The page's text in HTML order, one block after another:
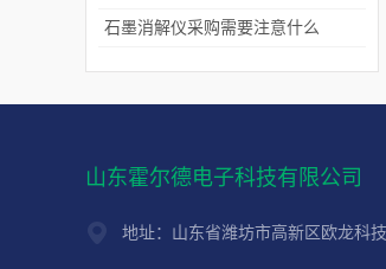
石墨消解仪采购需要注意什么
山东霍尔德电子科技有限公司
地址：山东省潍坊市高新区欧龙科